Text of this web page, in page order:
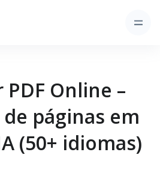
Online –
páginas em
(50+ idiomas)